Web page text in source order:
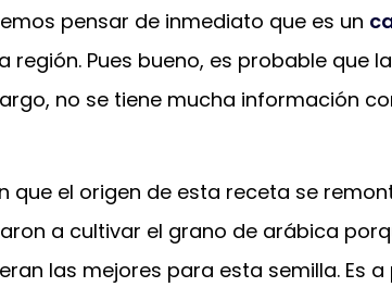
pensar de inmediato que es un
región. Pues bueno, es probable que
no se tiene mucha información
que el origen de esta receta se
a cultivar el grano de arábica
las mejores para esta semilla. Es